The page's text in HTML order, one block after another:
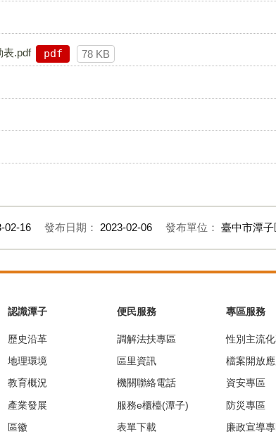
表.pdf pdf 78 KB
02-16 發布日期： 2023-02-06 發布單位： 臺中市潭子
認識潭子
歷史沿革
地理環境
教育概況
產業發展
區徽
便民服務
調解法扶專區
區里資訊
機關聯絡電話
服務e櫃檯(潭子)
表單下載
專區服務
性別主流
檔案開放
資安專區
防災專區
廉政宣導